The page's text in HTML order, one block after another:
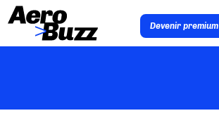
Devenir premium